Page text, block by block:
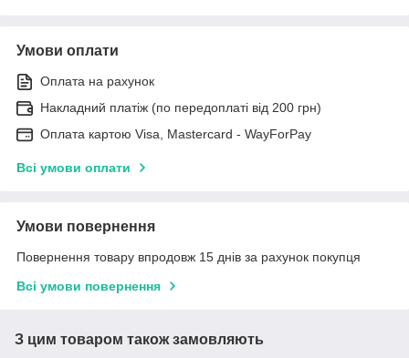
Умови оплати
Оплата на рахунок
Накладний платіж (по передоплаті від 200 грн)
Оплата картою Visa, Mastercard - WayForPay
Всі умови оплати
Умови повернення
Повернення товару впродовж 15 днів за рахунок покупця
Всі умови повернення
З цим товаром також замовляють